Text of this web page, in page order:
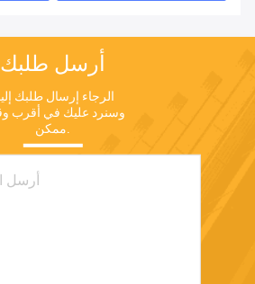
أرسل طلبك